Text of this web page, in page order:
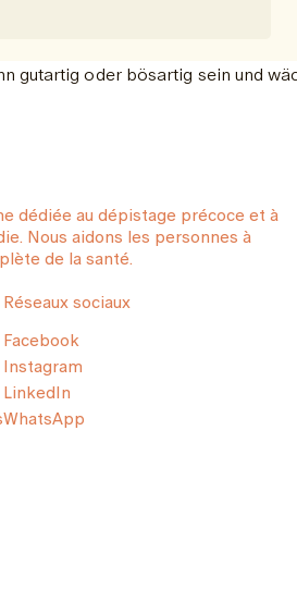
gutartig oder bösartig sein und
dédiée au dépistage précoce et à
Nous aidons les personnes à
de la santé.
Réseaux sociaux
Facebook
Instagram
LinkedIn
WhatsApp